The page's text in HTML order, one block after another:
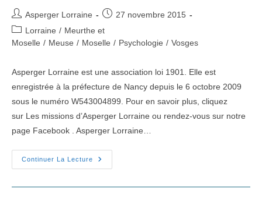
Auteur/autrice
de
la
Asperger Lorraine
Publication
27 novembre 2015
Post
category:
Lorraine / Meurthe et
Moselle / Meuse / Moselle / Psychologie / Vosges
Asperger Lorraine est une association loi 1901. Elle est
enregistrée à la préfecture de Nancy depuis le 6 octobre 2009
sous le numéro W543004899. Pour en savoir plus, cliquez
sur Les missions d’Asperger Lorraine ou rendez-vous sur notre
page Facebook . Asperger Lorraine…
Continuer La Lecture
L’association
Asperger